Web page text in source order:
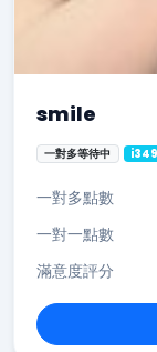
smile
一對多等待中 i349
一對多點數
一對一點數
滿意度評分